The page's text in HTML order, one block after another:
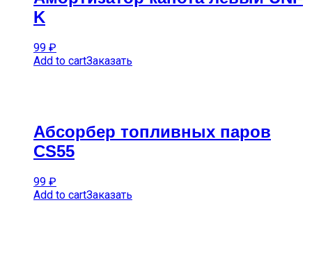
K
99 ₽
Add to cartЗаказать
Абсорбер топливных паров
CS55
99 ₽
Add to cartЗаказать